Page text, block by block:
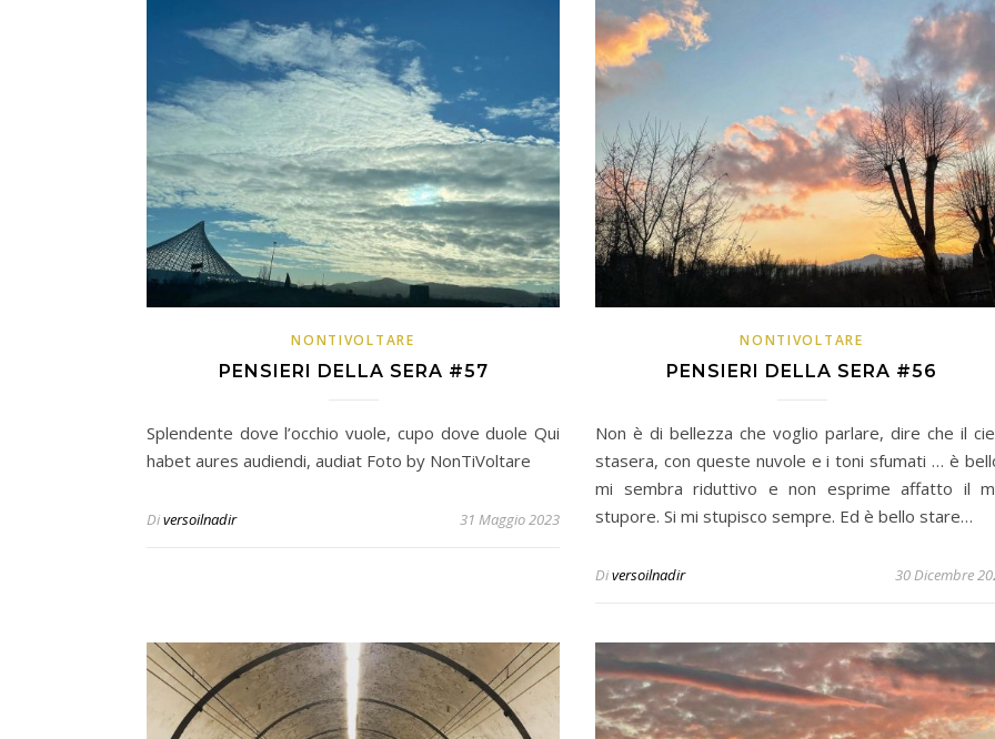
NONTIVOLTARE
PENSIERI DELLA SERA #57
Splendente dove l’occhio vuole, cupo dove duole Qui
habet aures audiendi, audiat Foto by NonTiVoltare
Diversoilnadir 31 Maggio 2023
NONTIVOLTARE
PENSIERI DELLA SERA #56
Non è di bellezza che voglio parlare, dire che il
stasera, con queste nuvole e i toni sfumati … è
mi sembra riduttivo e non esprime affatto il
stupore. Si mi stupisco sempre. Ed è bello stare…
Diversoilnadir 30 Dicembre